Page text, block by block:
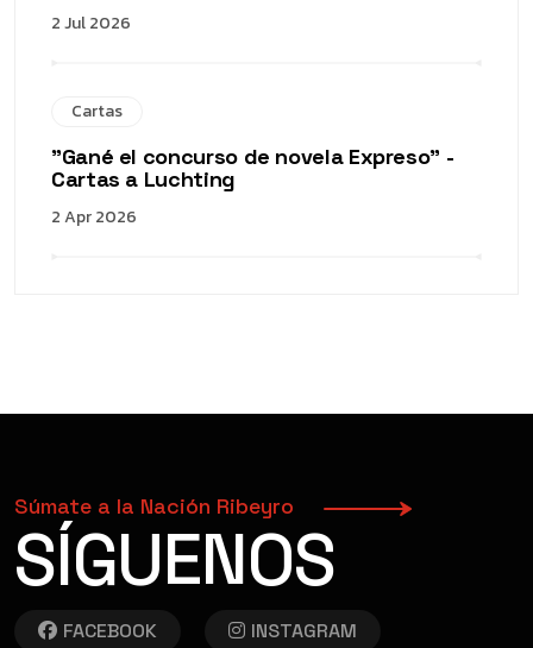
2 Jul 2026
Cartas
"Gané el concurso de novela Expreso" -
Cartas a Luchting
2 Apr 2026
Súmate a la Nación Ribeyro
SÍGUENOS
FACEBOOK INSTAGRAM